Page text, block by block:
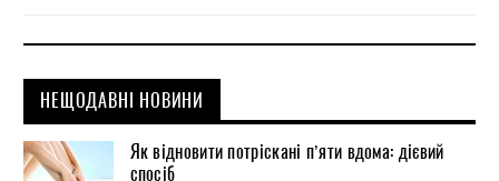
НЕЩОДАВНІ НОВИНИ
Як відновити потріскані п’яти вдома: дієвий
спосіб